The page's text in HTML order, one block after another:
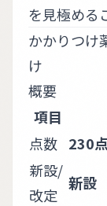
を見極める
かかりつけ
け
概要
項目
点数 230点
新設/
改定
新設